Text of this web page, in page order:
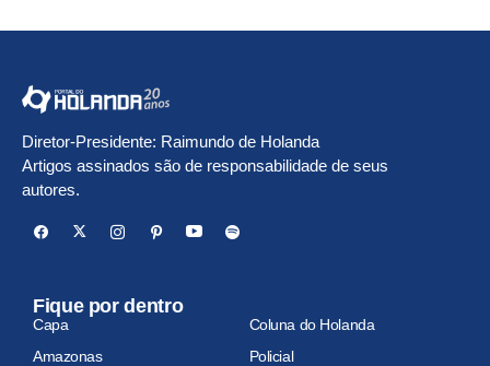
Diretor-Presidente: Raimundo de Holanda
Artigos assinados são de responsabilidade de seus
autores.
Fique por dentro
Capa
Coluna do Holanda
Amazonas
Policial